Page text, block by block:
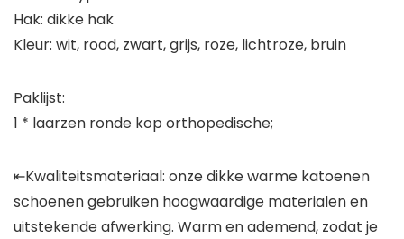
Hak: dikke hak
Kleur: wit, rood, zwart, grijs, roze, lichtroze, bruin
Paklijst:
1 * laarzen ronde kop orthopedische;
⇤Kwaliteitsmateriaal: onze dikke warme katoenen
schoenen gebruiken hoogwaardige materialen en
uitstekende afwerking. Warm en ademend, zodat je